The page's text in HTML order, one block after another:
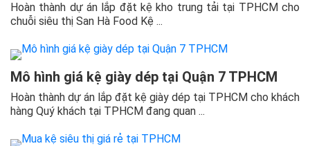
Hoàn thành dự án lắp đặt kệ kho trung tải tại TPHCM cho
chuỗi siêu thị San Hà Food Kệ ...
Mô hình giá kệ giày dép tại Quận 7 TPHCM
Hoàn thành dự án lắp đặt kệ giày dép tại TPHCM cho khách
hàng Quý khách tại TPHCM đang quan ...